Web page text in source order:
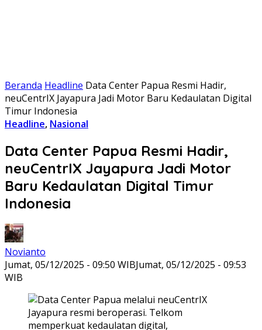
Beranda Headline Data Center Papua Resmi Hadir,
neuCentrIX Jayapura Jadi Motor Baru Kedaulatan Digital
Timur Indonesia
Headline, Nasional
Data Center Papua Resmi Hadir,
neuCentrIX Jayapura Jadi Motor
Baru Kedaulatan Digital Timur
Indonesia
Novianto
Jumat, 05/12/2025 - 09:50 WIBJumat, 05/12/2025 - 09:53
WIB